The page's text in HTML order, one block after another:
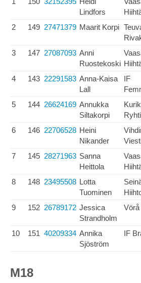
Lindfors
2 149 27471379 Maarit Korpi
3 147 27087093 Anni
Ruostekoski
4 143 22291583 Anna-Kaisa
Lall
IF
5 144 26624169 Annukka
Siltakorpi
Ryhti
6 146 22706528 Heini
Nikander
7 145 28271963 Sanna
Heittola
8 148 23495508 Lotta
Tuominen
9 152 26789172 Jessica
Strandholm
Vörå
10 151 40209334 Annika
Sjöström
IF
M18